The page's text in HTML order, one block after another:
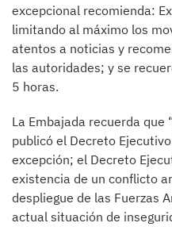
excepcional recomienda:
limitando al máximo los
atentos a noticias y
las autoridades; y se
5 horas.
La Embajada recuerda que
publicó el Decreto
excepción; el Decreto
existencia de un conflicto
despliegue de las Fuerzas
actual situación de